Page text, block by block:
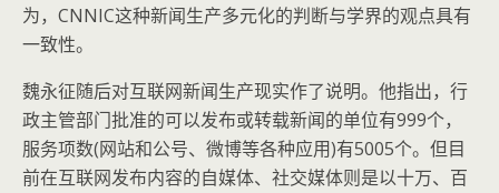
为，CNNIC这种新闻生产多元化的判断与学界的观点具有
一致性。
魏永征随后对互联网新闻生产现实作了说明。他指出，行
政主管部门批准的可以发布或转载新闻的单位有999个，
服务项数(网站和公号、微博等各种应用)有5005个。但目
前在互联网发布内容的自媒体、社交媒体则是以十万、百